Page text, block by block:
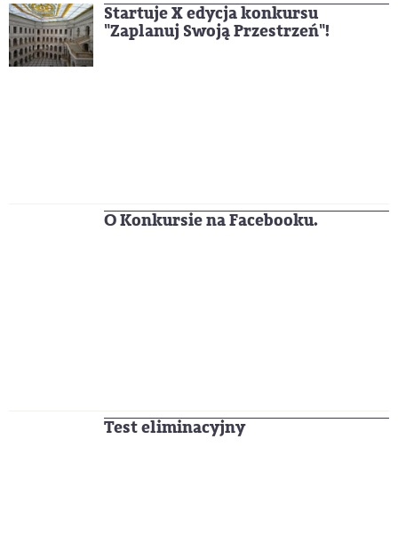
Startuje X edycja konkursu
"Zaplanuj Swoją Przestrzeń"!
O Konkursie na Facebooku.
Test eliminacyjny